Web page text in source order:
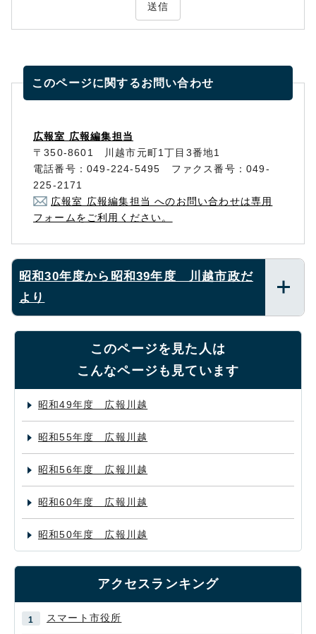
送信
このページに関するお問い合わせ
広報室 広報編集担当
〒350-8601 川越市元町1丁目3番地1
電話番号：049-224-5495 ファクス番号：049-
225-2171
広報室 広報編集担当 へのお問い合わせは専用
フォームをご利用ください。
昭和30年度から昭和39年度 川越市政だ
より
このページを見た人は
こんなページも見ています
昭和49年度 広報川越
昭和55年度 広報川越
昭和56年度 広報川越
昭和60年度 広報川越
昭和50年度 広報川越
アクセスランキング
スマート市役所